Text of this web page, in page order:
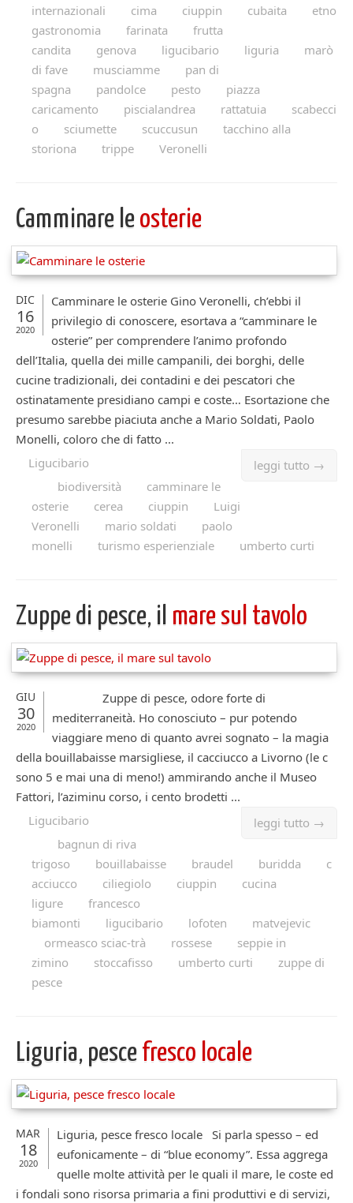
internazionali cima ciuppin cubaita
etno
gastronomia
farinata
frutta
candita
genova ligucibario liguria
marò
di fave
musciamme
pan di
spagna
pandolce pesto
piazza
caricamento
piscialandrea rattatuia
scabecci
o
sciumette scuccusun
tacchino alla
storiona
trippe Veronelli
Camminare le osterie
DIC
16
2020
Camminare le osterie Gino Veronelli, ch’ebbi il
privilegio di conoscere, esortava a “camminare le
osterie” per comprendere l’animo profondo
dell’Italia, quella dei mille campanili, dei borghi, delle
cucine tradizionali, dei contadini e dei pescatori che
ostinatamente presidiano campi e coste… Esortazione che
presumo sarebbe piaciuta anche a Mario Soldati, Paolo
Monelli, coloro che di fatto ...
leggi tutto →
Ligucibario
biodiversità
camminare le
osterie
cerea ciuppin
Luigi
Veronelli
mario soldati
paolo
monelli
turismo esperienziale umberto curti
Zuppe di pesce, il mare sul tavolo
GIU
30
2020
Zuppe di pesce, odore forte di
mediterraneità. Ho conosciuto – pur potendo
viaggiare meno di quanto avrei sognato – la magia
della bouillabaisse marsigliese, il cacciucco a Livorno (le c
sono 5 e mai una di meno!) ammirando anche il Museo
Fattori, l’aziminu corso, i cento brodetti ...
leggi tutto →
Ligucibario
bagnun di riva
trigoso
bouillabaisse braudel buridda
c
acciucco
ciliegiolo ciuppin
cucina
ligure
francesco
biamonti
ligucibario lofoten
matvejevic
ormeasco sciac-trà
rossese
seppie in
zimino
stoccafisso umberto curti
zuppe di
pesce
Liguria, pesce fresco locale
MAR
18
2020
Liguria, pesce fresco locale Si parla spesso – ed
eufonicamente – di “blue economy”. Essa aggrega
quelle molte attività per le quali il mare, le coste ed
i fondali sono risorsa primaria a fini produttivi e di servizi,